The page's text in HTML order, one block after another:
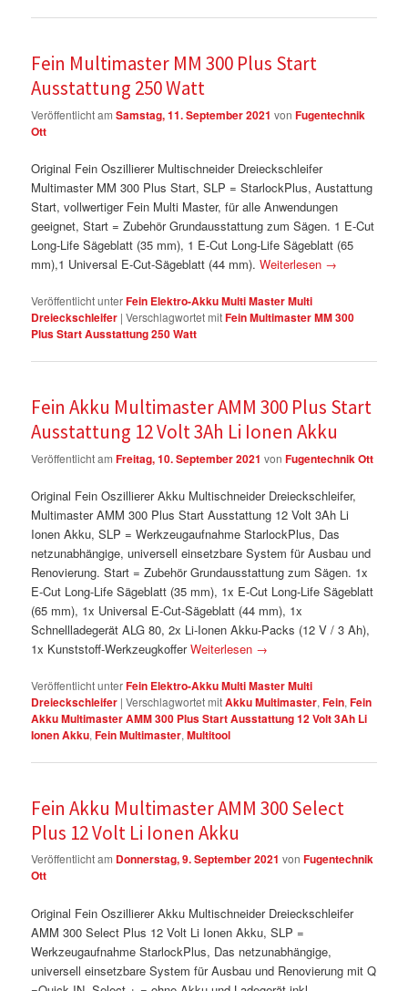
Fein Multimaster MM 300 Plus Start
Ausstattung 250 Watt
Veröffentlicht amSamstag, 11. September 2021 vonFugentechnik
Ott
Original Fein Oszillierer Multischneider Dreieckschleifer
Multimaster MM 300 Plus Start, SLP = StarlockPlus, Austattung
Start, vollwertiger Fein Multi Master, für alle Anwendungen
geeignet, Start = Zubehör Grundausstattung zum Sägen. 1 E-Cut
Long-Life Sägeblatt (35 mm), 1 E-Cut Long-Life Sägeblatt (65
mm),1 Universal E-Cut-Sägeblatt (44 mm).Weiterlesen →
Veröffentlicht unterFein Elektro-Akku Multi Master Multi
Dreieckschleifer |Verschlagwortet mitFein Multimaster MM 300
Plus Start Ausstattung 250 Watt
Fein Akku Multimaster AMM 300 Plus Start
Ausstattung 12 Volt 3Ah Li Ionen Akku
Veröffentlicht amFreitag, 10. September 2021 vonFugentechnik Ott
Original Fein Oszillierer Akku Multischneider Dreieckschleifer,
Multimaster AMM 300 Plus Start Ausstattung 12 Volt 3Ah Li
Ionen Akku, SLP = Werkzeugaufnahme StarlockPlus, Das
netzunabhängige, universell einsetzbare System für Ausbau und
Renovierung. Start = Zubehör Grundausstattung zum Sägen. 1x
E-Cut Long-Life Sägeblatt (35 mm), 1x E-Cut Long-Life Sägeblatt
(65 mm), 1x Universal E-Cut-Sägeblatt (44 mm), 1x
Schnellladegerät ALG 80, 2x Li-Ionen Akku-Packs (12 V / 3 Ah),
1x Kunststoff-WerkzeugkofferWeiterlesen →
Veröffentlicht unterFein Elektro-Akku Multi Master Multi
Dreieckschleifer |Verschlagwortet mitAkku Multimaster,Fein,Fein
Akku Multimaster AMM 300 Plus Start Ausstattung 12 Volt 3Ah Li
Ionen Akku,Fein Multimaster,Multitool
Fein Akku Multimaster AMM 300 Select
Plus 12 Volt Li Ionen Akku
Veröffentlicht am Donnerstag, 9. September 2021 vonFugentechnik
Ott
Original Fein Oszillierer Akku Multischneider Dreieckschleifer
AMM 300 Select Plus 12 Volt Li Ionen Akku, SLP =
Werkzeugaufnahme StarlockPlus, Das netzunabhängige,
universell einsetzbare System für Ausbau und Renovierung mit Q